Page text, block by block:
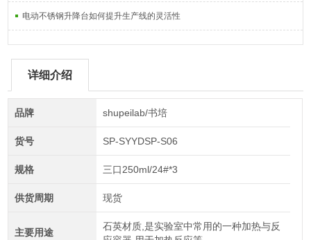
电动不锈钢升降台如何提升生产线的灵活性
详细介绍
品牌 shupeilab/书培
货号 SP-SYYDSP-S06
规格 三口250ml/24#*3
供货周期 现货
主要用途
石英材质,是实验室中常用的一种加热与反